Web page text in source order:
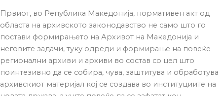
Првиот, во Република Македонија, нормативен акт од
областа на архивското законодавство не само што го
постави формирањето на Архивот на Македонија и
неговите задачи, туку одреди и формирање на повеќе
регионални архиви и архиви во состав со цел што
поинтезивно да се собира, чува, заштитува и обработува
архивскиот материјал кој се создава во институциите на